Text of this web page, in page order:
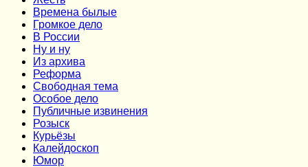
Времена былые
Громкое дело
В России
Ну и ну
Из архива
Реформа
Cвободная тема
Особое дело
Публичные извинения
Розыск
Курьёзы
Калейдоскоп
Юмор